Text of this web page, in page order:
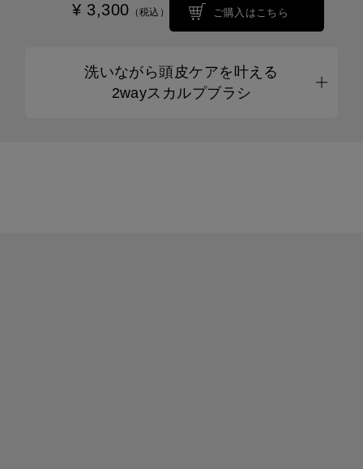
¥ 3,300 （税込） ご購入はこちら
洗いながら頭皮ケアを叶える
2wayスカルプブラシ